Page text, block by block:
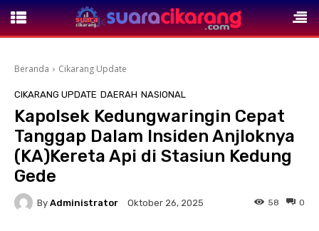
Beranda Cikarang Update
CIKARANG UPDATE DAERAH NASIONAL
Kapolsek Kedungwaringin Cepat
Tanggap Dalam Insiden Anjloknya
(KA)Kereta Api di Stasiun Kedung
Gede
By Administrator Oktober 26, 2025 0
58